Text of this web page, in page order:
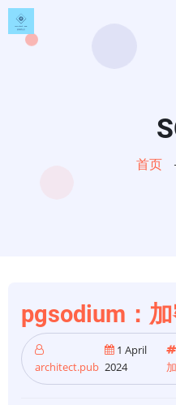
跳
转
首页
pgsodium：
architect.pub
1 April
2024